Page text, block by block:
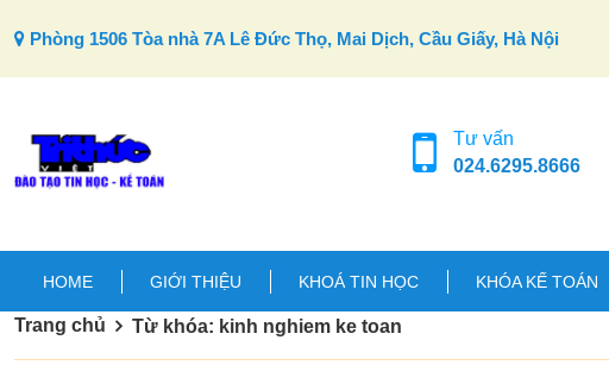
Phòng 1506 Tòa nhà 7A Lê Đức Thọ, Mai Dịch, Cầu Giấy, Hà Nội
Tư vấn
024.6295.8666
HOME GIỚI THIỆU KHOÁ TIN HỌC KHÓA KẾ TOÁN
Trang chủ Từ khóa: kinh nghiem ke toan